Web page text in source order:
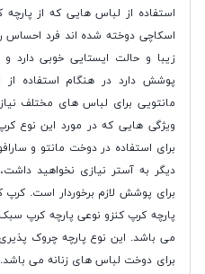
استفاده از لباس هایی که از
اسکاچی دوخته شده اند فرد احساس
زیبا و حالت ایستایی خوبی دارد
پوشش دارد در هنگام استفاده از
مانتویی برای لباس های مختلف
ویژگی هایی که در مورد این نوع
برای استفاده در دوخت مانتو و
دیگر به آستر نیازی نخواهید
برای پوشش لازم برخوردار است. کرپ
پارچه کرپ کنزو نوعی پارچه کرپ
می باشد. این نوع پارچه چروک
برای دوخت لباس های زنانه می باشد.